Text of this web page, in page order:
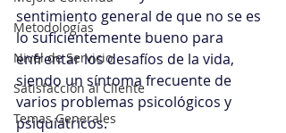
Metodologías
Nivel de Servicio
Satisfacción al Cliente
Temas Generales
sentimiento general de que no se es
lo suficientemente bueno para
enfrentar los desafíos de la vida,
siendo un síntoma frecuente de
varios problemas psicológicos y
psiquiátricos.